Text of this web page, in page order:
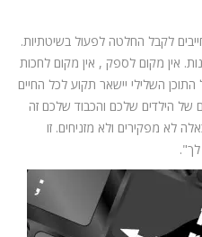
לקבל החלטה לפעול בשיטתיות.
אין מקום לספק , אין מקום לחכות
השלילי יישאר תקוע לכל החיים
הילדים שלכם והכבוד שלכם זה
לא מפקירים ולא מזניחים. זו